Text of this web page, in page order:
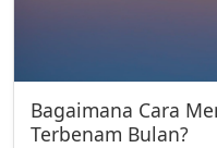
Bagaimana Cara
Terbenam Bulan?